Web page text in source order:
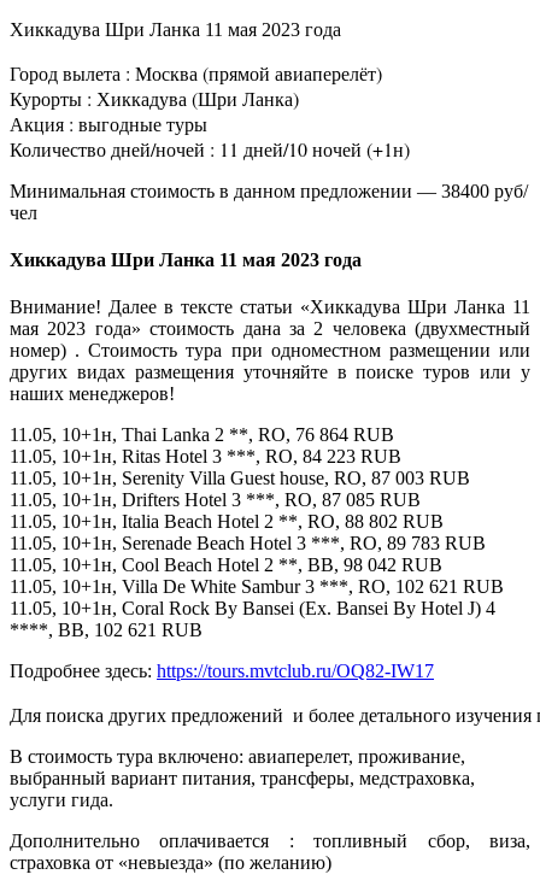
Хиккадува Шри Ланка 11 мая 2023 года
Город вылета : Москва (прямой авиаперелёт)
Курорты : Хиккадува (Шри Ланка)
Акция : выгодные туры
Количество дней/ночей : 11 дней/10 ночей (+1н)
Минимальная стоимость в данном предложении — 38400 руб/
чел
Хиккадува Шри Ланка 11 мая 2023 года
Внимание! Далее в тексте статьи «Хиккадува Шри Ланка 11
мая 2023 года» стоимость дана за 2 человека (двухместный
номер) . Стоимость тура при одноместном размещении или
других видах размещения уточняйте в поиске туров или у
наших менеджеров!
11.05, 10+1н, Thai Lanka 2 **, RO, 76 864 RUB
11.05, 10+1н, Ritas Hotel 3 ***, RO, 84 223 RUB
11.05, 10+1н, Serenity Villa Guest house, RO, 87 003 RUB
11.05, 10+1н, Drifters Hotel 3 ***, RO, 87 085 RUB
11.05, 10+1н, Italia Beach Hotel 2 **, RO, 88 802 RUB
11.05, 10+1н, Serenade Beach Hotel 3 ***, RO, 89 783 RUB
11.05, 10+1н, Cool Beach Hotel 2 **, BB, 98 042 RUB
11.05, 10+1н, Villa De White Sambur 3 ***, RO, 102 621 RUB
11.05, 10+1н, Coral Rock By Bansei (Ex. Bansei By Hotel J) 4
****, BB, 102 621 RUB
Подробнее здесь: https://tours.mvtclub.ru/OQ82-IW17
Для поиска других предложений  и более детального
В стоимость тура включено: авиаперелет, проживание,
выбранный вариант питания, трансферы, медстраховка,
услуги гида.
Дополнительно оплачивается : топливный сбор, виза,
страховка от «невыезда» (по желанию)